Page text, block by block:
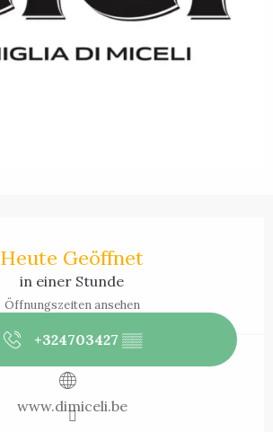
Heute Geöffnet
in einer Stunde
Öffnungszeiten ansehen
+324703427 ▒▒
www.dimiceli.be